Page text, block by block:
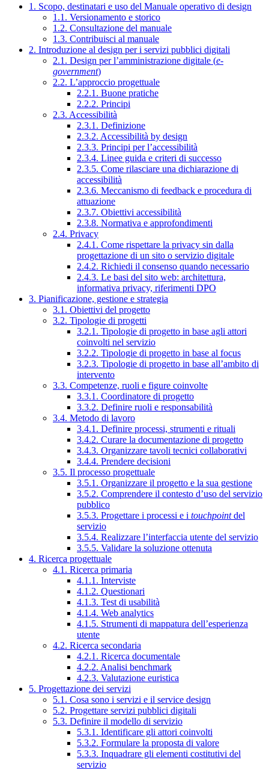
1. Scopo, destinatari e uso del Manuale operativo di design
1.1. Versionamento e storico
1.2. Consultazione del manuale
1.3. Contribuisci al manuale
2. Introduzione al design per i servizi pubblici digitali
2.1. Design per l’amministrazione digitale (e-
government)
2.2. L’approccio progettuale
2.2.1. Buone pratiche
2.2.2. Principi
2.3. Accessibilità
2.3.1. Definizione
2.3.2. Accessibilità by design
2.3.3. Principi per l’accessibilità
2.3.4. Linee guida e criteri di successo
2.3.5. Come rilasciare una dichiarazione di
accessibilità
2.3.6. Meccanismo di feedback e procedura di
attuazione
2.3.7. Obiettivi accessibilità
2.3.8. Normativa e approfondimenti
2.4. Privacy
2.4.1. Come rispettare la privacy sin dalla
progettazione di un sito o servizio digitale
2.4.2. Richiedi il consenso quando necessario
2.4.3. Le basi del sito web: architettura,
informativa privacy, riferimenti DPO
3. Pianificazione, gestione e strategia
3.1. Obiettivi del progetto
3.2. Tipologie di progetti
3.2.1. Tipologie di progetto in base agli attori
coinvolti nel servizio
3.2.2. Tipologie di progetto in base al focus
3.2.3. Tipologie di progetto in base all’ambito di
intervento
3.3. Competenze, ruoli e figure coinvolte
3.3.1. Coordinatore di progetto
3.3.2. Definire ruoli e responsabilità
3.4. Metodo di lavoro
3.4.1. Definire processi, strumenti e rituali
3.4.2. Curare la documentazione di progetto
3.4.3. Organizzare tavoli tecnici collaborativi
3.4.4. Prendere decisioni
3.5. Il processo progettuale
3.5.1. Organizzare il progetto e la sua gestione
3.5.2. Comprendere il contesto d’uso del servizio
pubblico
3.5.3. Progettare i processi e i touchpointdel
servizio
3.5.4. Realizzare l’interfaccia utente del servizio
3.5.5. Validare la soluzione ottenuta
4. Ricerca progettuale
4.1. Ricerca primaria
4.1.1. Interviste
4.1.2. Questionari
4.1.3. Test di usabilità
4.1.4. Web analytics
4.1.5. Strumenti di mappatura dell’esperienza
utente
4.2. Ricerca secondaria
4.2.1. Ricerca documentale
4.2.2. Analisi benchmark
4.2.3. Valutazione euristica
5. Progettazione dei servizi
5.1. Cosa sono i servizi e il service design
5.2. Progettare servizi pubblici digitali
5.3. Definire il modello di servizio
5.3.1. Identificare gli attori coinvolti
5.3.2. Formulare la proposta di valore
5.3.3. Inquadrare gli elementi costitutivi del
servizio